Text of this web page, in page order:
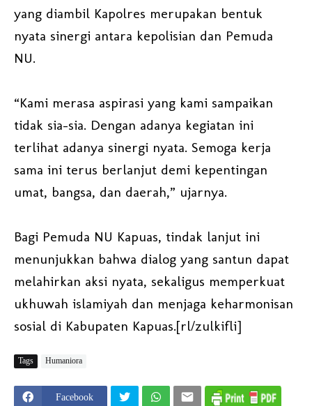
yang diambil Kapolres merupakan bentuk
nyata sinergi antara kepolisian dan Pemuda
NU.
“Kami merasa aspirasi yang kami sampaikan
tidak sia-sia. Dengan adanya kegiatan ini
terlihat adanya sinergi nyata. Semoga kerja
sama ini terus berlanjut demi kepentingan
umat, bangsa, dan daerah,” ujarnya.
Bagi Pemuda NU Kapuas, tindak lanjut ini
menunjukkan bahwa dialog yang santun dapat
melahirkan aksi nyata, sekaligus memperkuat
ukhuwah islamiyah dan menjaga keharmonisan
sosial di Kabupaten Kapuas.[rl/zulkifli]
Tags Humaniora
Facebook